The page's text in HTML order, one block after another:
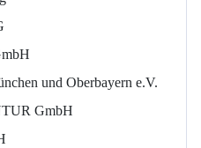
und Oberbayern e.V.
GmbH